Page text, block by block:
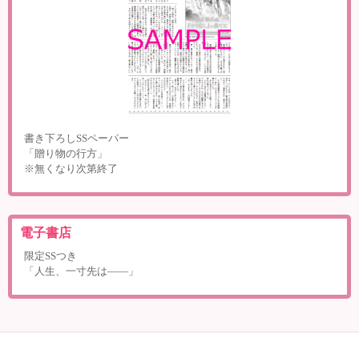
書き下ろしSSペーパー
「贈り物の行方」
※無くなり次第終了
電子書店
限定SSつき
「人生、一寸先は――」